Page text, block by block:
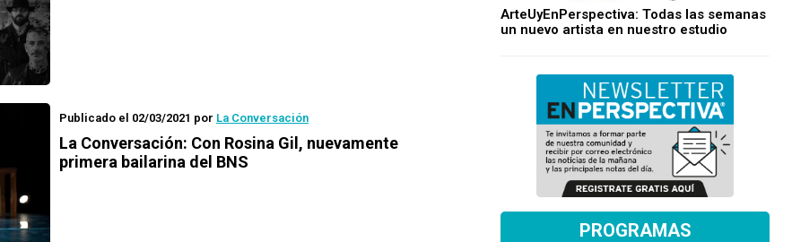
Publicado el 02/03/2021 por La Conversación
La Conversación: Con Rosina Gil, nuevamente
primera bailarina del BNS
ArteUyEnPerspectiva: Todas las semanas
un nuevo artista en nuestro estudio
PROGRAMAS